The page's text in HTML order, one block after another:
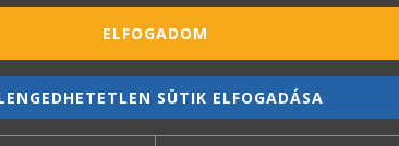
győztese!
ELFOGADOM
SÜTIK ELFOGADÁSA